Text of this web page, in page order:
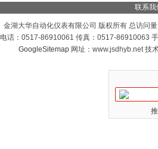
联系我
金湖大华自动化仪表有限公司 版权所有 总访问
电话：0517-86910061 传真：0517-86910063
GoogleSitemap网址：www.jsdhyb.net 技